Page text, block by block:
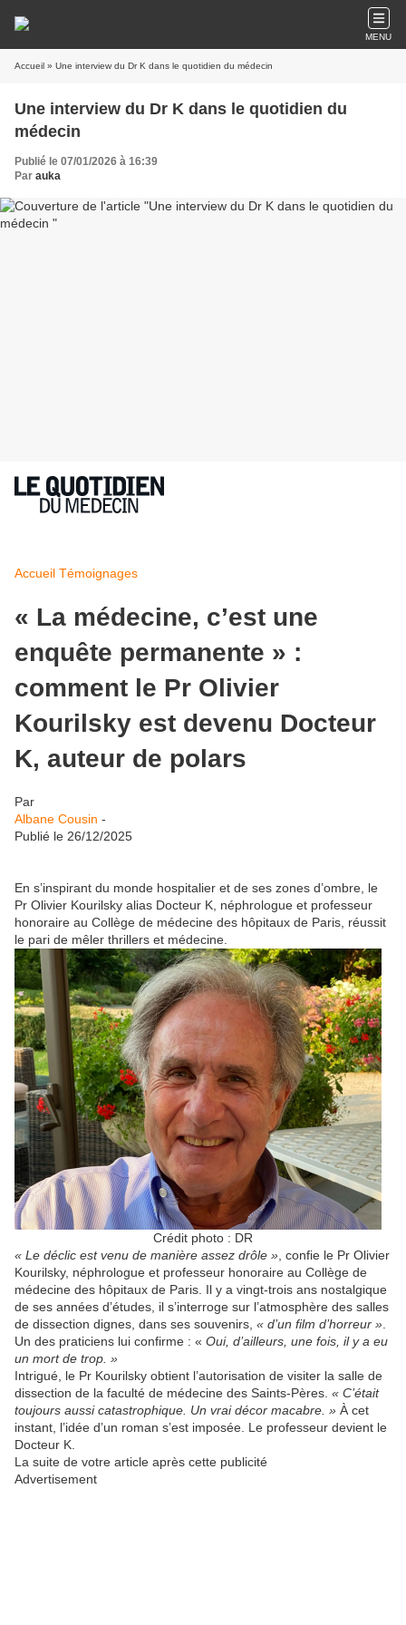
MENU
Accueil » Une interview du Dr K dans le quotidien du médecin
Une interview du Dr K dans le quotidien du
médecin
Publié le 07/01/2026 à 16:39
Par auka
Accueil Témoignages
« La médecine, c’est une
enquête permanente » :
comment le Pr Olivier
Kourilsky est devenu Docteur
K, auteur de polars
Par
Albane Cousin -
Publié le 26/12/2025
En s’inspirant du monde hospitalier et de ses zones d’ombre, le
Pr Olivier Kourilsky alias Docteur K, néphrologue et professeur
honoraire au Collège de médecine des hôpitaux de Paris, réussit
le pari de mêler thrillers et médecine.
Crédit photo : DR
« Le déclic est venu de manière assez drôle » , confie le Pr Olivier
Kourilsky, néphrologue et professeur honoraire au Collège de
médecine des hôpitaux de Paris. Il y a vingt-trois ans nostalgique
de ses années d’études, il s’interroge sur l’atmosphère des salles
de dissection dignes, dans ses souvenirs, « d’un film d’horreur »
Un des praticiens lui confirme : « Oui, d’ailleurs, une fois, il y a eu
un mort de trop. »
Intrigué, le Pr Kourilsky obtient l’autorisation de visiter la salle de
dissection de la faculté de médecine des Saints-Pères. « C’était
toujours aussi catastrophique. Un vrai décor macabre. » À cet
instant, l’idée d’un roman s’est imposée. Le professeur devient le
Docteur K.
La suite de votre article après cette publicité
Advertisement